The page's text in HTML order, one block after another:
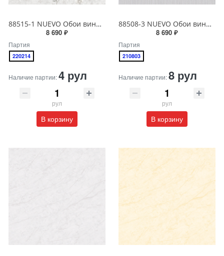
88515-1 NUEVO Обои виниловые на бумажной основе 1.06*15.6
8 690 ₽
Партия
220214
Наличие партии:4 рул
рул
В корзину
88508-3 NUEVO Обои виниловые на бумажной основе 1.06*15.6
8 690 ₽
Партия
210803
Наличие партии:8 рул
рул
В корзину